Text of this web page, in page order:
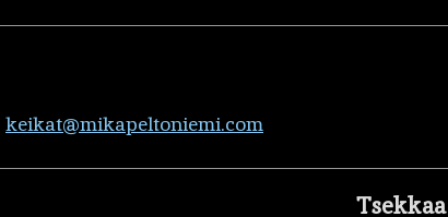
keikat@mikapeltoniemi.com